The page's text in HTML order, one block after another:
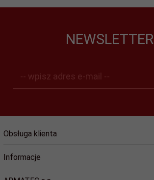
NEWSLETTER
-- wpisz adres e-mail --
Obsługa klienta
Informacje